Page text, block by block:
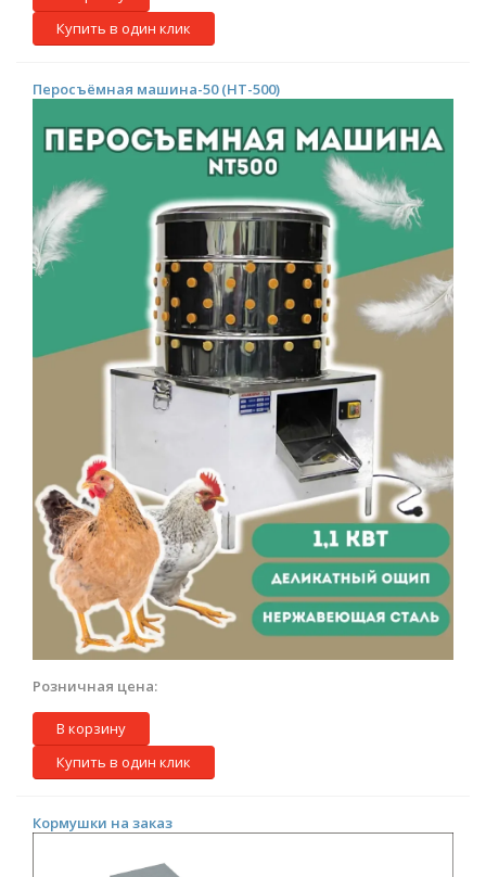
Купить в один клик
Перосъёмная машина-50 (НТ-500)
Розничная цена:
В корзину
Купить в один клик
Кормушки на заказ